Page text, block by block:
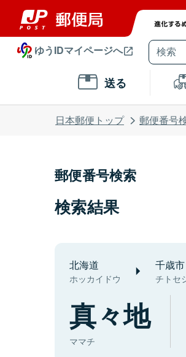
ゆうIDマイページへ
送る
日本郵便トップ 郵便番号
郵便番号検索
検索結果
北海道
ホッカイドウ
千歳市
チトセ
真々地
ママチ